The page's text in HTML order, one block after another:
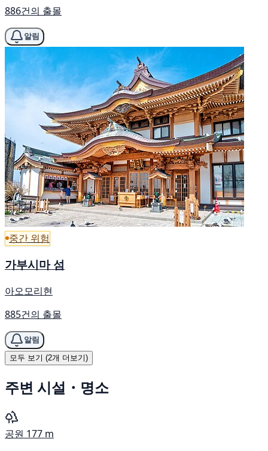
886건의 출몰
알림
중간 위험
가부시마 섬
아오모리현
885건의 출몰
알림
모두 보기 (2개 더보기)
주변 시설・명소
공원 177 m